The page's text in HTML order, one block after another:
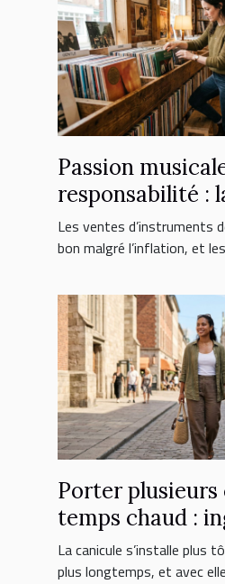
Passion
responsabilité :
face aux
consommateurs
Les ventes d’instruments
bon malgré l’inflation, et
Porter plusieurs
temps chaud :
erreur fatale ?
La canicule s’installe plus
plus longtemps, et avec